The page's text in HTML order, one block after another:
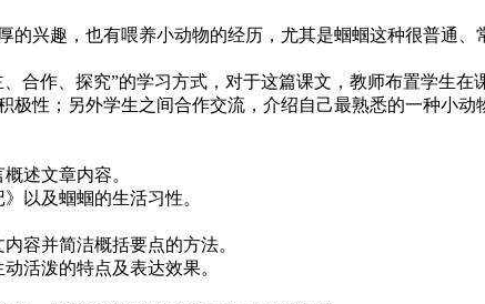
的兴趣，也有喂养小动物的经历，尤其是蝈蝈这种很普通
、合作、探究”的学习方式，对于这篇课文，教师布置学生
极性；另外学生之间合作交流，介绍自己最熟悉的一种小动
述文章内容。
以及蝈蝈的生活习性。
容并简洁概括要点的方法。
活泼的特点及表达效果。